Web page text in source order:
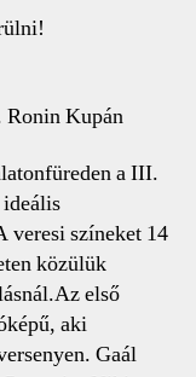
Kupán
a III.
veresi színeket 14
közülük
első
aki
Gaál